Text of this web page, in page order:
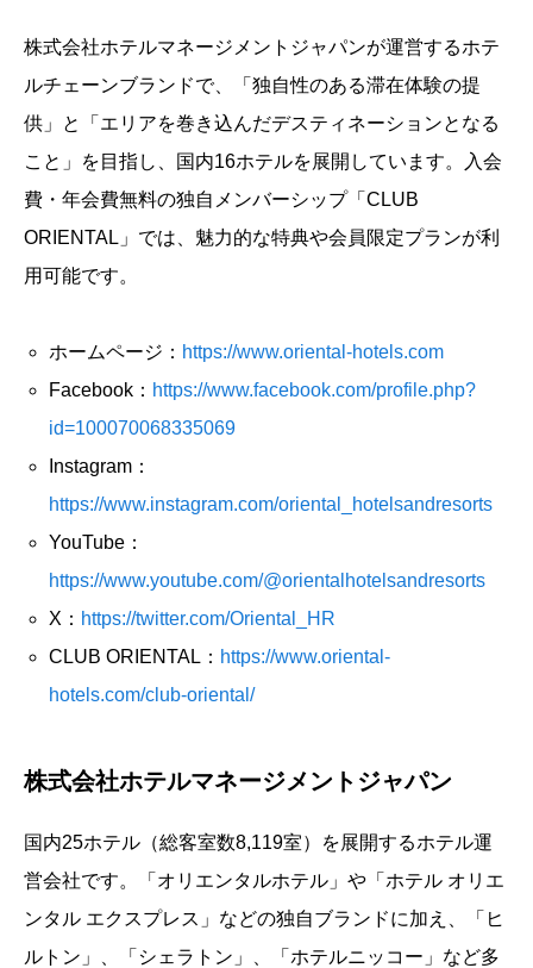
株式会社ホテルマネージメントジャパンが運営するホテ
ルチェーンブランドで、「独自性のある滞在体験の提
供」と「エリアを巻き込んだデスティネーションとなる
こと」を目指し、国内16ホテルを展開しています。入会
費・年会費無料の独自メンバーシップ「CLUB
ORIENTAL」では、魅力的な特典や会員限定プランが利
用可能です。
ホームページ： https://www.oriental-hotels.com
Facebook： https://www.facebook.com/profile.php?
id=100070068335069
Instagram：
https://www.instagram.com/oriental_hotelsandresorts
YouTube：
https://www.youtube.com/@orientalhotelsandresorts
X： https://twitter.com/Oriental_HR
CLUB ORIENTAL： https://www.oriental-
hotels.com/club-oriental/
株式会社ホテルマネージメントジャパン
国内25ホテル（総客室数8,119室）を展開するホテル運
営会社です。「オリエンタルホテル」や「ホテル オリエ
ンタル エクスプレス」などの独自ブランドに加え、「ヒ
ルトン」、「シェラトン」、「ホテルニッコー」など多